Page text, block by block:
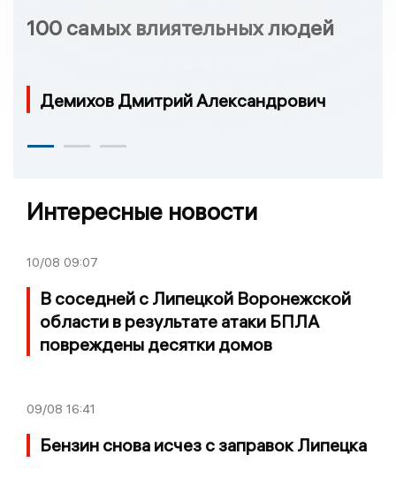
100 самых влиятельных людей
Демихов Дмитрий Александрович
Интересные новости
10/08 09:07
В соседней с Липецкой Воронежской
области в результате атаки БПЛА
повреждены десятки домов
09/08 16:41
Бензин снова исчез с заправок Липецка